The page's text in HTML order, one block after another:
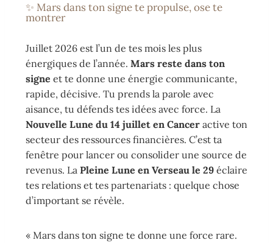
✨ Mars dans ton signe te propulse, ose te
montrer
Juillet 2026 est l’un de tes mois les plus
énergiques de l’année. Mars reste dans ton
signe et te donne une énergie communicante,
rapide, décisive. Tu prends la parole avec
Nouvelle Lune du 14 juillet en Cancer active ton
secteur des ressources financières. C’est ta
fenêtre pour lancer ou consolider une source de
revenus. La Pleine Lune en Verseau le 29 éclaire
tes relations et tes partenariats : quelque chose
d’important se révèle.
« Mars dans ton signe te donne une force rare.